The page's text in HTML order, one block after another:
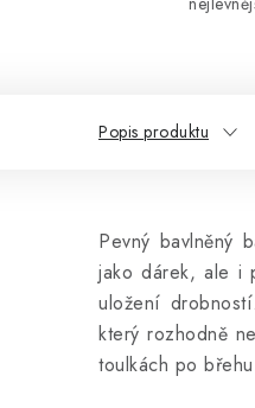
Popis produktu
Pevný bavlněný
jako dárek, ale i
uložení
který rozhodně
toulkách po